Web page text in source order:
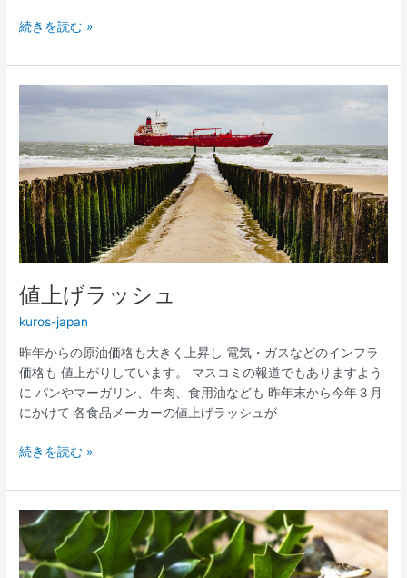
続きを読む »
値上げラッシュ
kuros-japan
昨年からの原油価格も大きく上昇し 電気・ガスなどのインフラ
価格も 値上がりしています。 マスコミの報道でもありますよう
に パンやマーガリン、牛肉、食用油なども 昨年末から今年３月
にかけて 各食品メーカーの値上げラッシュが
上
ラ
ッ
シ
ュ
続きを読む »
節
分
に